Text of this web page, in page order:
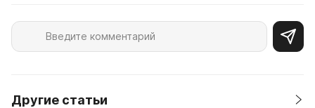
Другие статьи